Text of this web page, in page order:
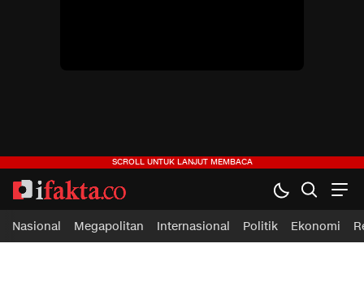
Nasional Megapolitan Internasional Politik Ekonomi